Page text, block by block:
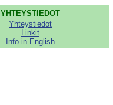
YHTEYSTIEDOT
Yhteystiedot
Linkit
Info in English